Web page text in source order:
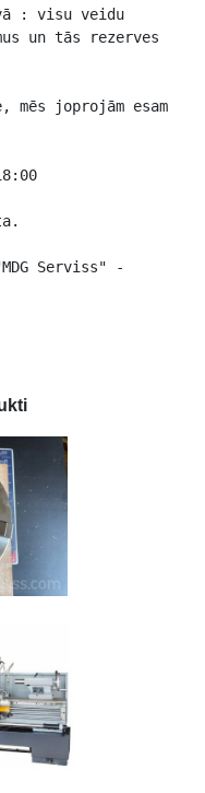
: visu veidu
un tās rezerves
mēs joprojām esam
Serviss" -